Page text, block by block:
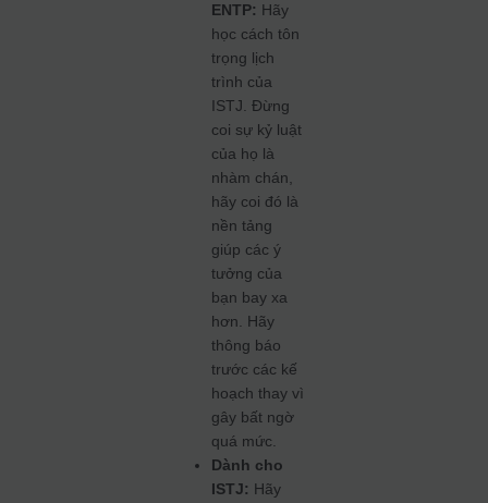
ENTP: Hãy
học cách tôn
trọng lịch
trình của
ISTJ. Đừng
coi sự kỷ luật
của họ là
nhàm chán,
hãy coi đó là
nền tảng
giúp các ý
tưởng của
bạn bay xa
hơn. Hãy
thông báo
trước các kế
hoạch thay vì
gây bất ngờ
quá mức.
Dành cho
ISTJ: Hãy